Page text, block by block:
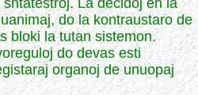
La decidoj en la
do la kontraustaro de
bloki la tutan sistemon.
do devas esti
organoj de unuopaj